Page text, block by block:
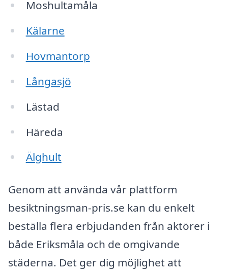
Moshultamåla
Kälarne
Hovmantorp
Långasjö
Lästad
Häreda
Älghult
Genom att använda vår plattform
besiktningsman-pris.se kan du enkelt
beställa flera erbjudanden från aktörer i
både Eriksmåla och de omgivande
städerna. Det ger dig möjlighet att